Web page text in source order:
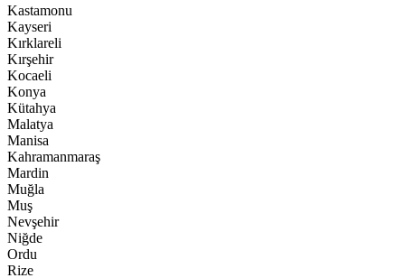
Kastamonu
Kayseri
Kırklareli
Kırşehir
Kocaeli
Konya
Kütahya
Malatya
Manisa
Kahramanmaraş
Mardin
Muğla
Muş
Nevşehir
Niğde
Ordu
Rize